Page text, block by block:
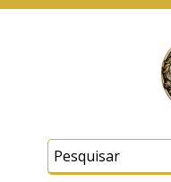
similares para lembrar e
nosso site, analisar seu
e serviços, ajudar com
marketing e fornecer
Termos e